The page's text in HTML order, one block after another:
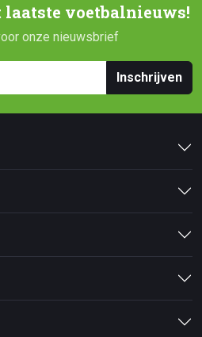
voetbalnieuws!
onze nieuwsbrief
Inschrijven